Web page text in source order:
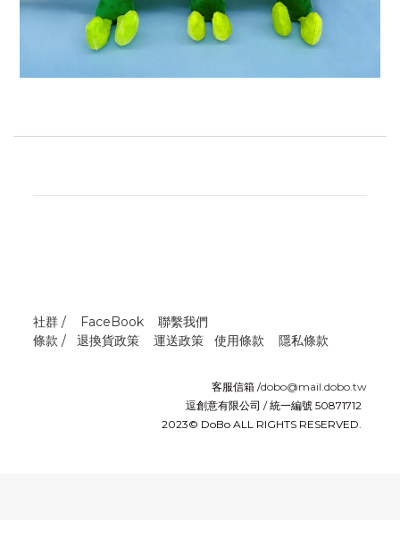
社群 / FaceBook
聯繫我們
條款 / 退換貨政策 運送政策 使用條款 隱私條款
客服信箱 /dobo@mail.dobo.tw
逗創意有限公司 / 統一編號 50871712
2023© DoBo ALL RIGHTS RESERVED.